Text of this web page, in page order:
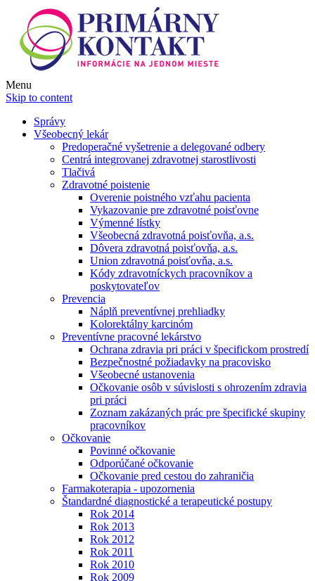
Menu
Skip to content
Správy
Všeobecný lekár
Predoperačné vyšetrenie a delegované odbery
Centrá integrovanej zdravotnej starostlivosti
Tlačivá
Zdravotné poistenie
Overenie poistného vzťahu pacienta
Vykazovanie pre zdravotné poisťovne
Výmenné lístky
Všeobecná zdravotná poisťovňa, a.s.
Dôvera zdravotná poisťovňa, a.s.
Union zdravotná poisťovňa, a.s.
Kódy zdravotníckych pracovníkov a
poskytovateľov
Prevencia
Náplň preventívnej prehliadky
Kolorektálny karcinóm
Preventívne pracovné lekárstvo
Ochrana zdravia pri práci v špecifickom prostredí
Bezpečnostné požiadavky na pracovisko
Všeobecné ustanovenia
Očkovanie osôb v súvislosti s ohrozením zdravia
pri práci
Zoznam zakázaných prác pre špecifické skupiny
pracovníkov
Očkovanie
Povinné očkovanie
Odporúčané očkovanie
Očkovanie pred cestou do zahraničia
Farmakoterapia - upozornenia
Štandardné diagnostické a terapeutické postupy
Rok 2014
Rok 2013
Rok 2012
Rok 2011
Rok 2010
Rok 2009